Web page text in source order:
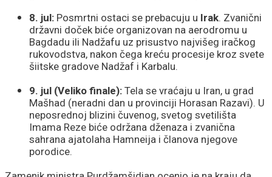
8. jul: Posmrtni ostaci se prebacuju u Irak. Zvanični
državni doček biće organizovan na aerodromu u
Bagdadu ili Nadžafu uz prisustvo najvišeg iračkog
rukovodstva, nakon čega kreću procesije kroz svete
šiitske gradove Nadžaf i Karbalu.
9. jul (Veliko finale): Tela se vraćaju u Iran, u grad
Mašhad (neradni dan u provinciji Horasan Razavi). U
neposrednoj blizini čuvenog, svetog svetilišta
Imama Reze biće održana dženaza i zvanična
sahrana ajatolaha Hamneija i članova njegove
porodice.